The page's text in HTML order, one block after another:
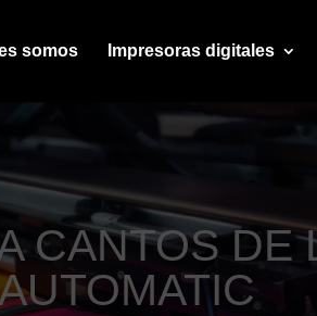
somos Impresoras digitales
CANTOS DE